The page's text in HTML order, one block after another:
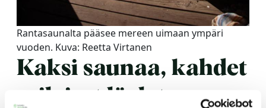
Rantasaunalta pääsee mereen uimaan ympäri
vuoden. Kuva: Reetta Virtanen
Kaksi saunaa, kahdet
erilaiset löylyt